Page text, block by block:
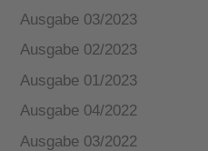
Ausgabe 03/2023
Ausgabe 02/2023
Ausgabe 01/2023
Ausgabe 04/2022
Ausgabe 03/2022